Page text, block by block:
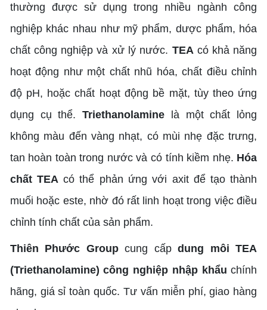
thường được sử dụng trong nhiều ngành công
nghiệp khác nhau như mỹ phẩm, dược phẩm, hóa
chất công nghiệp và xử lý nước. TEA có khả năng
hoạt động như một chất nhũ hóa, chất điều chỉnh
độ pH, hoặc chất hoạt động bề mặt, tùy theo ứng
dụng cụ thể.Triethanolamine là một chất lỏng
không màu đến vàng nhạt, có mùi nhẹ đặc trưng,
tan hoàn toàn trong nước và có tính kiềm nhẹ. Hóa
chất TEA có thể phản ứng với axit để tạo thành
muối hoặc este, nhờ đó rất linh hoạt trong việc điều
chỉnh tính chất của sản phẩm.
Thiên Phước Groupcung cấpdung môi TEA
(Triethanolamine) công nghiệp nhập khẩu chính
hãng, giá sỉ toàn quốc. Tư vấn miễn phí, giao hàng